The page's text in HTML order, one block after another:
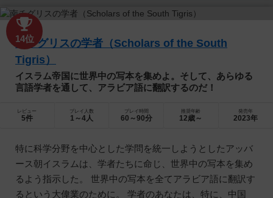
14位
南チグリスの学者（Scholars of the South
Tigris）
イスラム帝国に世界中の写本を集めよ。そして、あらゆる
言語学者を通して、アラビア語に翻訳するのだ！
レビュー
5件
プレイ人数
1～4人
プレイ時間
60～90分
推奨年齢
12歳～
発売年
2023年
特に科学分野を中心とした学問を統一しようとしたアッバ
ース朝イスラムは、学者たちに命じ、世界中の写本を集め
るよう指示した。 世界中の写本を全てアラビア語に翻訳す
るという大偉業のために。 学者のあなたは、特に、中国